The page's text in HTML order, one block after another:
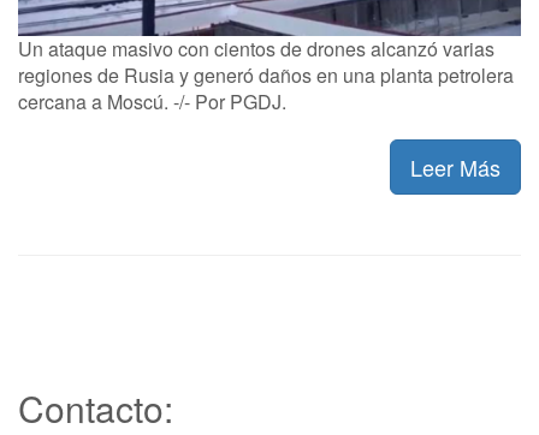
Un ataque masivo con cientos de drones alcanzó varias
regiones de Rusia y generó daños en una planta petrolera
cercana a Moscú. -/- Por PGDJ.
Leer Más
Contacto: